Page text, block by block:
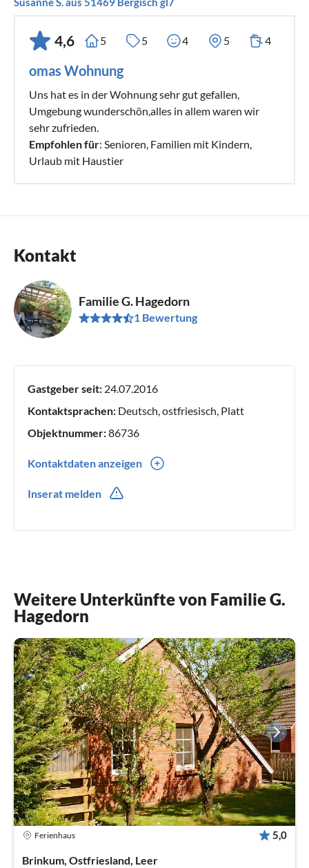
dürfen. Sie sind herzlich willkommen!
4,6 5 5 4 5 4
omas Wohnung
Uns hat es in der Wohnung sehr gut gefallen,
Umgebung wunderschön,alles in allem waren wir
sehr zufrieden.
Empfohlen für: Senioren, Familien mit Kindern,
Urlaub mit Haustier
Kontakt
Familie G. Hagedorn
1 Bewertung
Gastgeber seit: 24.07.2016
Kontaktsprachen: Deutsch, ostfriesisch, Platt
Objektnummer:86736
Kontaktdaten anzeigen
Inserat melden
Weitere Unterkünfte von Familie G.
Hagedorn
Ferienhaus 5,0
Brinkum, Ostfriesland, Leer